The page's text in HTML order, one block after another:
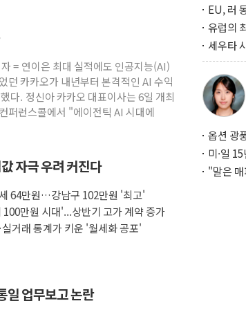
= 연이은 최대 실적에도 인공지능(AI)
던 카카오가 내년부터 본격적인 AI 수익
다. 정신아 카카오 대표이사는 6일 개최
퍼런스콜에서 "에이전틱 AI 시대에
자극 우려 커진다
64만원…강남구 102만원 '최고'
만원 시대'...상반기 고가 계약 증가
거래 통계가 키운 '월세화 공포'
일 업무보고 논란
EU, 러
우크라
달해
유럽의
MI6… 2
세우타
례… 경
페인 압
옵션 광
이면에
미·일
와의 싸
"말은